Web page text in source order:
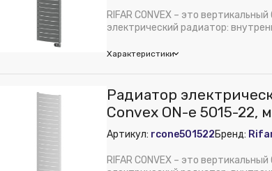
Высота (мм):
RIFAR CONVEX – это
электрический радиатор:
Характеристики
Глубина (мм):
Исключить из публикации на веб-витрине mag1c:Нет
Ширина (мм):
Высота (мм):
Радиатор
Convex ON-e 5015-22,
Rifar
Артикул: rcone501522Бренд:
RIFAR CONVEX – это